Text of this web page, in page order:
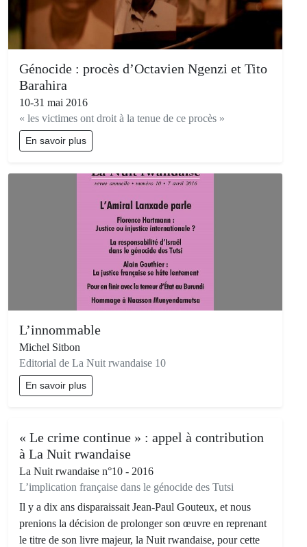
Génocide : procès d’Octavien Ngenzi et Tito
Barahira
10-31 mai 2016
« les victimes ont droit à la tenue de ce procès »
En savoir plus
L’innommable
Michel Sitbon
Editorial de La Nuit rwandaise 10
En savoir plus
« Le crime continue » : appel à contribution
à La Nuit rwandaise
La Nuit rwandaise n°10 - 2016
L’implication française dans le génocide des Tutsi
Il y a dix ans disparaissait Jean-Paul Gouteux, et nous
prenions la décision de prolonger son œuvre en reprenant
le titre de son livre majeur, la Nuit rwandaise, pour cette